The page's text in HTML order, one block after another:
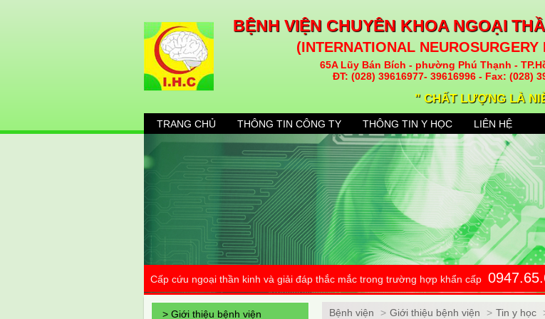
BỆNH VIỆN CHUYÊN KHOA NGOẠI
(INTERNATIONAL NEUROSURGERY
65A Lũy Bán Bích - phường Phú Thạnh -
ĐT: (028) 39616977- 39616996 - Fax: (028)
" CHẤT LƯỢNG LÀ NIỀM TIN "
TRANG CHỦ THÔNG TIN CÔNG TY THÔNG TIN Y HỌC LIÊN HỆ
Cấp cứu ngoại thần kinh và giải đáp thắc mắc trong trường hợp khẩn cấp
> Giới thiệu bệnh viện Bệnh viện > Giới thiệu bệnh viện > Tin y học